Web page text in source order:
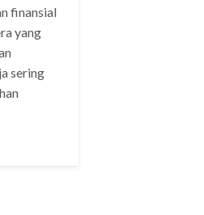
finansial
yang
sering